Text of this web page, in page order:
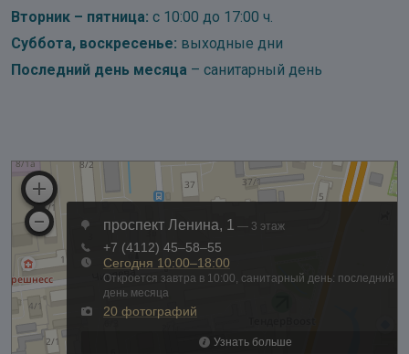
Вторник – пятница: с 10:00 до 17:00 ч.
Суббота, воскресенье: выходные дни
Последний день месяца – санитарный день